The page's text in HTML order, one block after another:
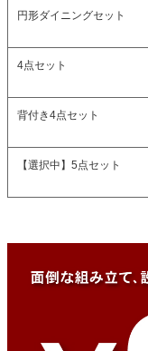
円形ダイニングセット
4点セット
背付き4点セット
【選択中】 5点セット